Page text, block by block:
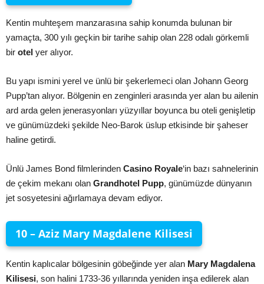
Kentin muhteşem manzarasına sahip konumda bulunan bir
yamaçta, 300 yılı geçkin bir tarihe sahip olan 228 odalı görkemli
bir otel yer alıyor.
Bu yapı ismini yerel ve ünlü bir şekerlemeci olan Johann Georg
Pupp’tan alıyor. Bölgenin en zenginleri arasında yer alan bu ailenin
ard arda gelen jenerasyonları yüzyıllar boyunca bu oteli genişletip
ve günümüzdeki şekilde Neo-Barok üslup etkisinde bir şaheser
haline getirdi.
Ünlü James Bond filmlerinden Casino Royale‘in bazı sahnelerinin
de çekim mekanı olan Grandhotel Pupp, günümüzde dünyanın
jet sosyetesini ağırlamaya devam ediyor.
10 – Aziz Mary Magdalene Kilisesi
Kentin kaplıcalar bölgesinin göbeğinde yer alan Mary Magdalena
Kilisesi, son halini 1733-36 yıllarında yeniden inşa edilerek alan